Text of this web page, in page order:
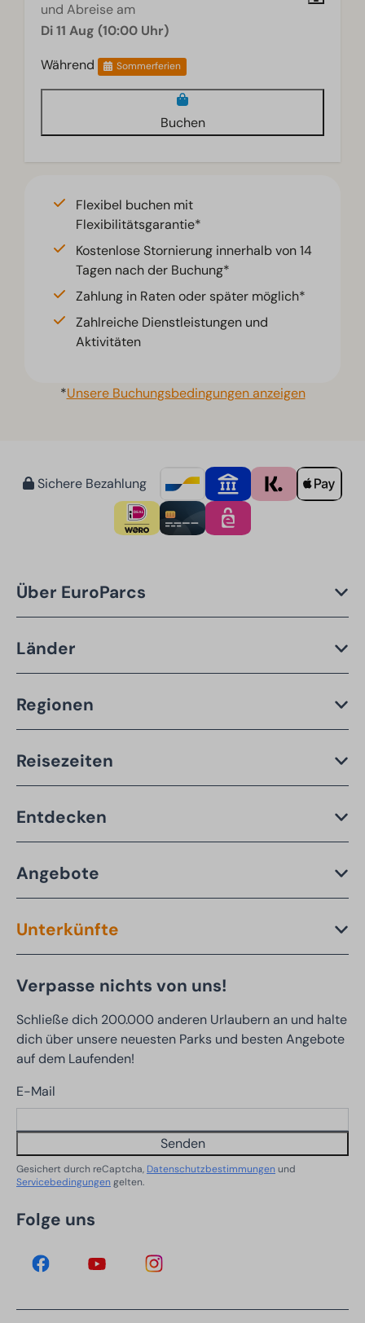
und Abreise am
Di 11 Aug (10:00 Uhr)
Während
Sommerferien
Buchen
Flexibel buchen mit
Flexibilitätsgarantie*
Kostenlose Stornierung innerhalb von 14
Tagen nach der Buchung*
Zahlung in Raten oder später möglich*
Zahlreiche Dienstleistungen und
Aktivitäten
*Unsere Buchungsbedingungen anzeigen
Sichere Bezahlung
Über EuroParcs
Länder
Regionen
Reisezeiten
Entdecken
Angebote
Unterkünfte
Verpasse nichts von uns!
Schließe dich 200.000 anderen Urlaubern an und halte
dich über unsere neuesten Parks und besten Angebote
auf dem Laufenden!
E-Mail
Senden
Gesichert durch reCaptcha, Datenschutzbestimmungen und
Servicebedingungen gelten.
Folge uns